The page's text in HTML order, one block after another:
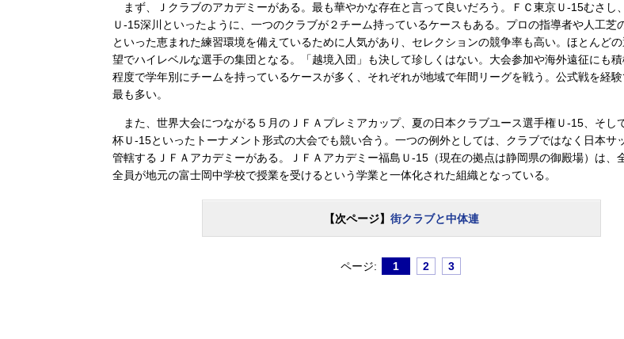
まず、Ｊクラブのアカデミーがある。最も華やかな存在と言って良いだろう。ＦＣ東京Ｕ-15むさし
Ｕ-15深川といったように、一つのクラブが２チーム持っているケースもある。プロの指導者や人工芝
といった恵まれた練習環境を備えているために人気があり、セレクションの競争率も高い。ほとんど
望でハイレベルな選手の集団となる。「越境入団」も決して珍しくはない。大会参加や海外遠征にも
程度で学年別にチームを持っているケースが多く、それぞれが地域で年間リーグを戦う。公式戦を経
最も多い。
また、世界大会につながる５月のＪＦＡプレミアカップ、夏の日本クラブユース選手権Ｕ-15、そし
杯Ｕ-15といったトーナメント形式の大会でも競い合う。一つの例外としては、クラブではなく日本サ
管轄するＪＦＡアカデミーがある。ＪＦＡアカデミー福島Ｕ-15（現在の拠点は静岡県の御殿場）は、
全員が地元の富士岡中学校で授業を受けるという学業と一体化された組織となっている。
【次ページ】 街クラブと中体連
ページ: 1 2 3